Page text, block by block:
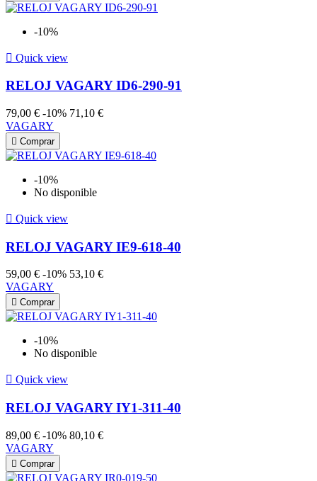
-10%
 Quick view
RELOJ VAGARY ID6-290-91
79,00 € -10% 71,10 €
VAGARY
 Comprar
-10%
No disponible
 Quick view
RELOJ VAGARY IE9-618-40
59,00 € -10% 53,10 €
VAGARY
 Comprar
-10%
No disponible
 Quick view
RELOJ VAGARY IY1-311-40
89,00 € -10% 80,10 €
VAGARY
 Comprar